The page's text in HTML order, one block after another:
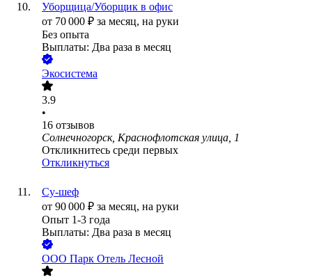
Уборщица/Уборщик в офис
от 70 000 ₽ за месяц, на руки
Без опыта
Выплаты: Два раза в месяц
Экосистема
3.9
•
16 отзывов
Солнечногорск, Краснофлотская улица, 1
Откликнитесь среди первых
Откликнуться
Су-шеф
от 90 000 ₽ за месяц, на руки
Опыт 1-3 года
Выплаты: Два раза в месяц
ООО Парк Отель Лесной